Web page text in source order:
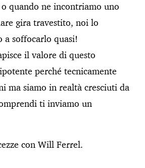
quando ne incontriamo uno
gira travestito, noi lo
a soffocarlo quasi!
il valore di questo
perché tecnicamente
ma siamo in realtà cresciuti da
ti inviamo un
con Will Ferrel.